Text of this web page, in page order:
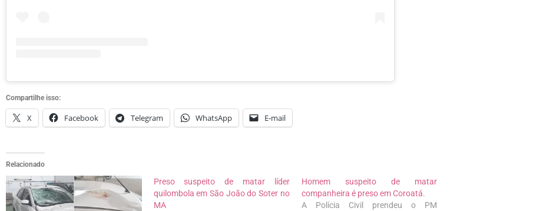
Compartilhe isso:
X Facebook Telegram WhatsApp E-mail
Relacionado
Preso suspeito de matar líder
quilombola em São João do Soter no
MA
Homem suspeito de matar
companheira é preso em Coroatá.
A Polícia Civil prendeu o PM